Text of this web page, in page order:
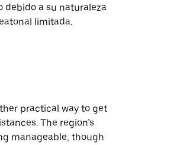
debido a su naturaleza
limitada.
practical way to get
The region’s
manageable, though